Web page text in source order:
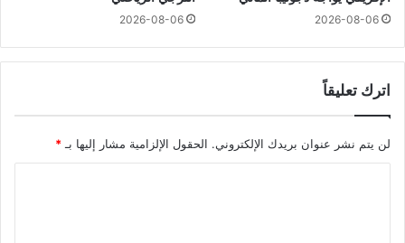
2026-08-06
2026-08-06
اترك تعليقاً
لن يتم نشر عنوان بريدك الإلكتروني. الحقول الإلزامية مشار إليها بـ *